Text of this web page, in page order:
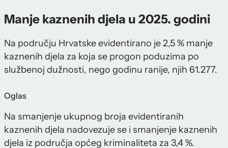
Manje kaznenih djela u 2025. godini
Na području Hrvatske evidentirano je 2,5 % manje
kaznenih djela za koja se progon poduzima po
službenoj dužnosti, nego godinu ranije, njih 61.277.
Oglas
Na smanjenje ukupnog broja evidentiranih
kaznenih djela nadovezuje se i smanjenje kaznenih
djela iz područja općeg kriminaliteta za 3,4 %.